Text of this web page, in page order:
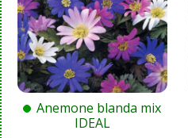
Anemone blanda mix
IDEAL